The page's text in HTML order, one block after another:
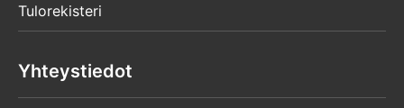
Tulorekisteri
Yhteystiedot